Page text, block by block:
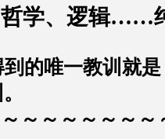
学、逻辑……
的唯一教训就
～～～～～～～～